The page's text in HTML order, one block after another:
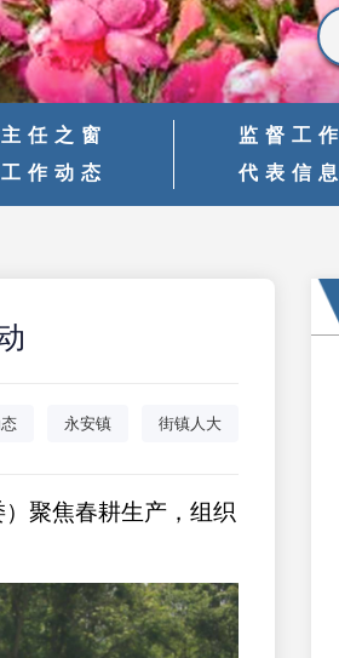
主任之窗
工作动态
监督工作
代表信息
永安镇 街镇人大
聚焦春耕生产，组织